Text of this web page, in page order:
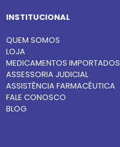
INSTITUCIONAL
QUEM SOMOS
LOJA
MEDICAMENTOS IMPORTADOS
ASSESSORIA JUDICIAL
ASSISTÊNCIA FARMACÊUTICA
FALE CONOSCO
BLOG